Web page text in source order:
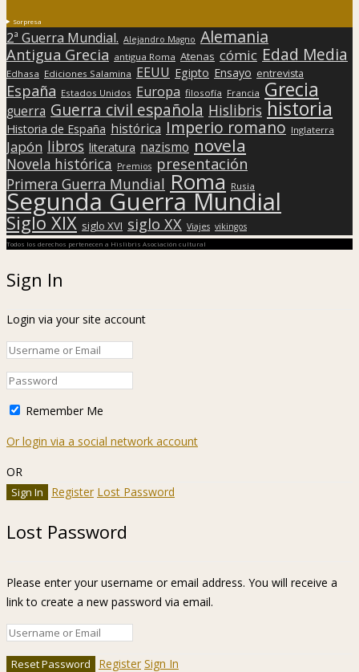
Sorpresa
2ª Guerra Mundial. Alejandro Magno Alemania
Antigua Grecia antigua Roma Atenas cómic Edad Media
Edhasa Ediciones Salamina EEUU Egipto Ensayo entrevista
España Estados Unidos Europa filosofía Francia Grecia
guerra Guerra civil española Hislibris historia
Historia de España histórica Imperio romano Inglaterra
Japón libros literatura nazismo novela
Novela histórica Premios presentación
Primera Guerra Mundial Roma Rusia
Segunda Guerra Mundial
Siglo XIX siglo XVI siglo XX Viajes vikingos
Todos los derechos pertenecen a Hislibris Asociación cultural
Sign In
Login via your site account
Remember Me
Or login via a social network account
OR
Register Lost Password
Lost Password
Please enter your username or email address. You will receive a
link to create a new password via email.
Register Sign In